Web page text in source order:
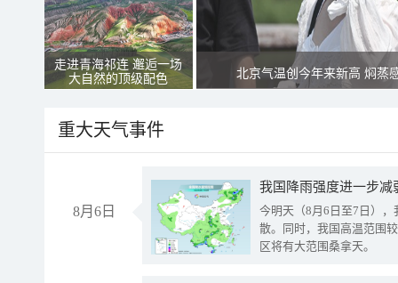
走进青海祁连 邂逅一场
大自然的顶级配色
北京气温创今年来新高 焖蒸
重大天气事件
8月6日
今明天（8月6日至7日）
散。同时，我国高温范围
区将有大范围桑拿天。